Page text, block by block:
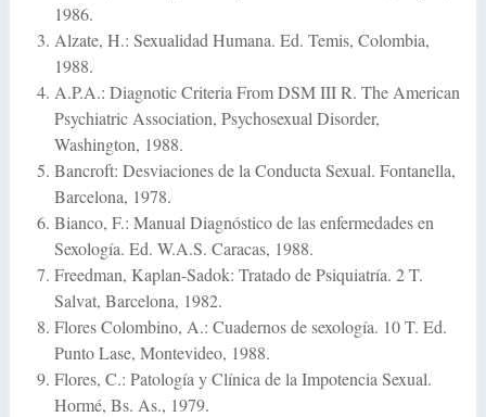
1986.
Alzate, H.: Sexualidad Humana. Ed. Temis, Colombia,
1988.
A.P.A.: Diagnotic Criteria From DSM III R. The American
Psychiatric Association, Psychosexual Disorder,
Washington, 1988.
Bancroft: Desviaciones de la Conducta Sexual. Fontanella,
Barcelona, 1978.
Bianco, F.: Manual Diagnóstico de las enfermedades en
Sexología. Ed. W.A.S. Caracas, 1988.
Freedman, Kaplan-Sadok: Tratado de Psiquiatría. 2 T.
Salvat, Barcelona, 1982.
Flores Colombino, A.: Cuadernos de sexología. 10 T. Ed.
Punto Lase, Montevideo, 1988.
Flores, C.: Patología y Clínica de la Impotencia Sexual.
Hormé, Bs. As., 1979.